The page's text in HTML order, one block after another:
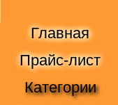
Главная
Прайс-лист
Категории